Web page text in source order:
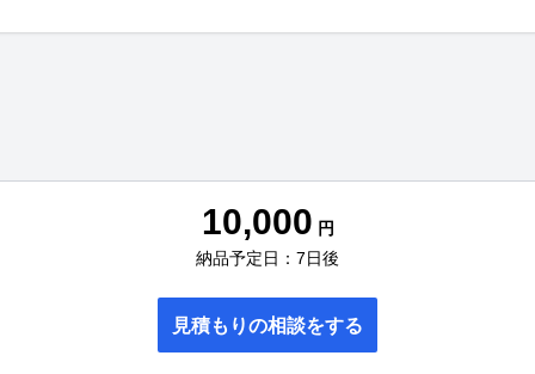
10,000 円
納品予定日：7日後
見積もりの相談をする